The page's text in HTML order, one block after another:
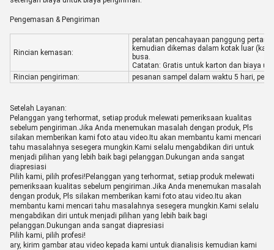
Pengemasan & Pengiriman
Rincian kemasan:
peralatan pencahayaan panggung
kemudian dikemas dalam kotak luar
busa.
Catatan: Gratis untuk karton dan biaya
Rincian pengiriman:
pesanan sampel dalam waktu 5 hari,
Setelah Layanan:
Pelanggan yang terhormat, setiap produk melewati pemeriksaan kualitas
sebelum pengiriman.Jika Anda menemukan masalah dengan produk, Pls
silakan memberikan kami foto atau video.Itu akan membantu kami mencari
tahu masalahnya sesegera mungkin.Kami selalu mengabdikan diri untuk
menjadi pilihan yang lebih baik bagi pelanggan.Dukungan anda sangat
diapresiasi
Pilih kami, pilih profesi!Pelanggan yang terhormat, setiap produk melewati
pemeriksaan kualitas sebelum pengiriman.Jika Anda menemukan masalah
dengan produk, Pls silakan memberikan kami foto atau video.Itu akan
membantu kami mencari tahu masalahnya sesegera mungkin.Kami selalu
mengabdikan diri untuk menjadi pilihan yang lebih baik bagi
pelanggan.Dukungan anda sangat diapresiasi
Pilih kami, pilih profesi!
ary, kirim gambar atau video kepada kami untuk dianalisis kemudian kami